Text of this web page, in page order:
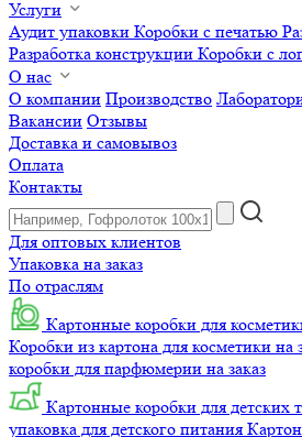
Услуги
Аудит упаковки Коробки с печатью
Разработка конструкции Коробки с
О нас
О компании Производство
Вакансии Отзывы
Доставка и самовывоз
Оплата
Контакты
Для оптовых клиентов
Упаковка на заказ
По отраслям
Картонные коробки для
Коробки из картона для косметики на
коробки для парфюмерии на заказ
Картонные коробки для детских
упаковка для детского питания